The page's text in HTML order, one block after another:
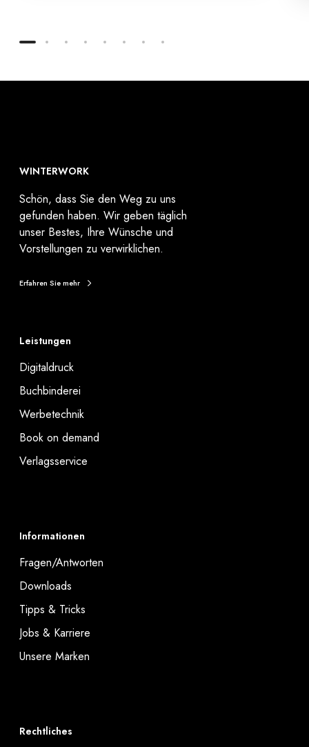
WINTERWORK
Schön, dass Sie den Weg zu uns
gefunden haben. Wir geben täglich
unser Bestes, Ihre Wünsche und
Vorstellungen zu verwirklichen.
Erfahren Sie mehr
Leistungen
Digitaldruck
Buchbinderei
Werbetechnik
Book on demand
Verlagsservice
Informationen
Fragen/Antworten
Downloads
Tipps & Tricks
Jobs & Karriere
Unsere Marken
Rechtliches